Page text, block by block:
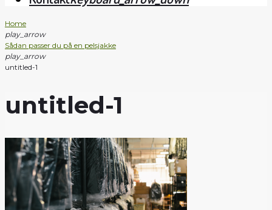
Home
play_arrow
Sådan passer du på en pelsjakke
play_arrow
untitled-1
untitled-1